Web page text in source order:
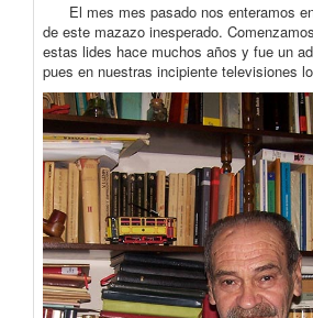
El mes mes pasado nos enteramos
de este mazazo inesperado.
estas lides hace muchos años y fue un
pues en nuestras incipiente televisiones